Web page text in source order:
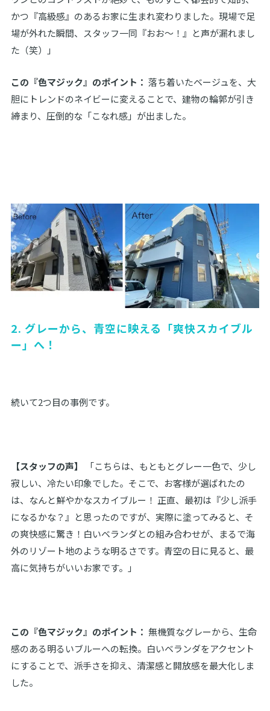
かつ『高級感』のあるお家に生まれ変わりました。現場で足
場が外れた瞬間、スタッフ一同『おお〜！』と声が漏れまし
た（笑）」
この『色マジック』のポイント： 落ち着いたベージュを、大
胆にトレンドのネイビーに変えることで、建物の輪郭が引き
締まり、圧倒的な「こなれ感」が出ました。
2. グレーから、青空に映える「爽快スカイブル
ー」へ！
続いて2つ目の事例です。
【スタッフの声】
「こちらは、もともとグレー一色で、少し
寂しい、冷たい印象でした。そこで、お客様が選ばれたの
は、なんと鮮やかなスカイブルー！ 正直、最初は『少し派手
になるかな？』と思ったのですが、実際に塗ってみると、そ
の爽快感に驚き！白いベランダとの組み合わせが、まるで海
外のリゾート地のような明るさです。青空の日に見ると、最
高に気持ちがいいお家です。」
この『色マジック』のポイント： 無機質なグレーから、生命
感のある明るいブルーへの転換。白いベランダをアクセント
にすることで、派手さを抑え、清潔感と開放感を最大化しま
した。